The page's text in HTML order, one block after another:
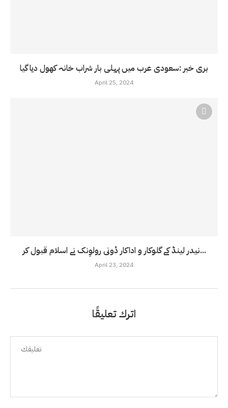
بری خبر :سعودی عرب میں پہلی بار شراب خانہ کھول دیا گیا
April 25, 2024
نیدر لینڈ کے گلوکار و اداکار ڈونی رولوِنک نے اسلام قبول کر...
April 23, 2024
اترك تعليقًا